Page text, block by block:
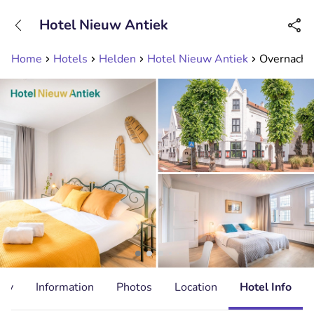
Available until 23:00
Home Hotels Helden Hotel Nieuw Antiek
Hotel Nieuw Antiek
Information Photos Location Hotel Info